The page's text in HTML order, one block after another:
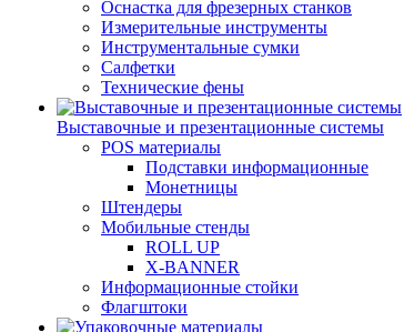
Оснастка для фрезерных станков
Измерительные инструменты
Инструментальные сумки
Салфетки
Технические фены
Выставочные и презентационные системы
POS материалы
Подставки информационные
Монетницы
Штендеры
Мобильные стенды
ROLL UP
X-BANNER
Информационные стойки
Флагштоки